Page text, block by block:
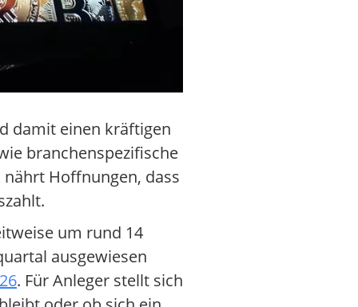
damit einen kräftigen
branchenspezifische
nährt Hoffnungen, dass
um rund 14
ausgewiesen
. Für Anleger stellt sich